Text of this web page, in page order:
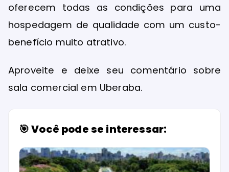
oferecem todas as condições para uma
hospedagem de qualidade com um custo-
benefício muito atrativo.
Aproveite e deixe seu comentário sobre
sala comercial em Uberaba.
🎯 Você pode se interessar: